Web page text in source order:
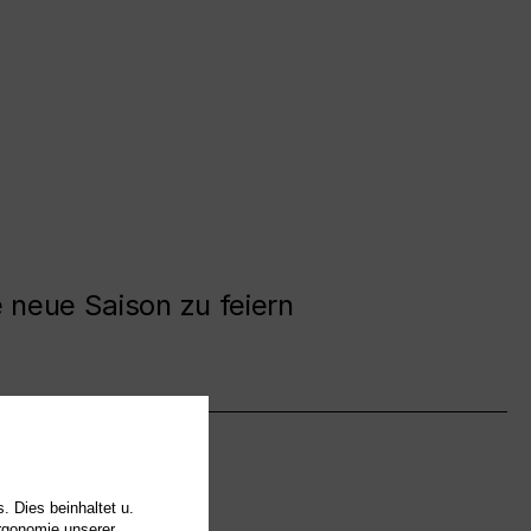
Saison zu feiern
Dies beinhaltet u.